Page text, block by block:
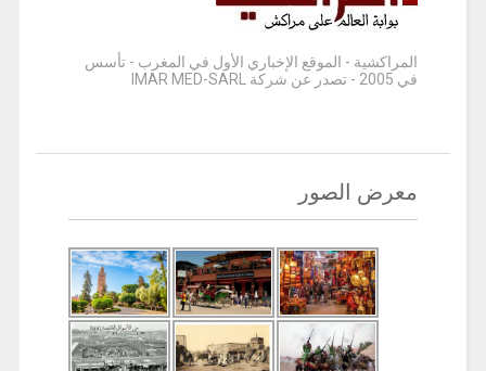
المراكشية - الموقع الإخباري الأول في المغرب - تأسس
في 2005 - تصدر عن شركة IMAR MED-SARL
معرض الصور